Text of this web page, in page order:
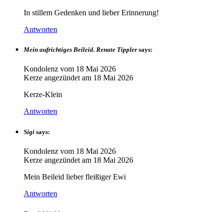
In stillem Gedenken und lieber Erinnerung!
Antworten
Mein aufrichtiges Beileid. Renate Tippler says:
Kondolenz vom 18 Mai 2026
Kerze angezündet am 18 Mai 2026
Kerze-Klein
Antworten
Sigi says:
Kondolenz vom 18 Mai 2026
Kerze angezündet am 18 Mai 2026
Mein Beileid lieber fleißiger Ewi
Antworten